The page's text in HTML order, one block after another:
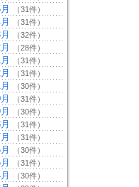
（31件）
（31件）
（32件）
（28件）
（31件）
（31件）
（30件）
（31件）
（30件）
（31件）
（31件）
（30件）
（31件）
（30件）